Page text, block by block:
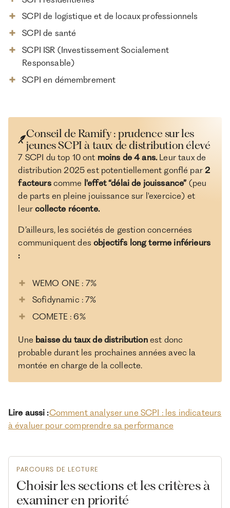
SCPI de logistique et de locaux professionnels
SCPI de santé
SCPI ISR (Investissement Socialement
Responsable)
SCPI en démembrement
Conseil de Ramify : prudence sur les
jeunes SCPI à taux de distribution élevé
7 SCPI du top 10 ont moins de 4 ans. Leur taux de
distribution 2025 est potentiellement gonflé par 2
facteurscomme l'effet “délai de jouissance” (peu
de parts en pleine jouissance sur l'exercice) et
leurcollecte récente.
D’ailleurs, les sociétés de gestion concernées
communiquent desobjectifs long terme inférieurs
:
WEMO ONE : 7%
Sofidynamic : 7%
COMETE : 6%
Une baisse du taux de distributionest donc
probable durant les prochaines années avec la
montée en charge de la collecte.
Lire aussi :Comment analyser une SCPI : les indicateurs
à évaluer pour comprendre sa performance
PARCOURS DE LECTURE
Choisir les sections et les critères à
examiner en priorité